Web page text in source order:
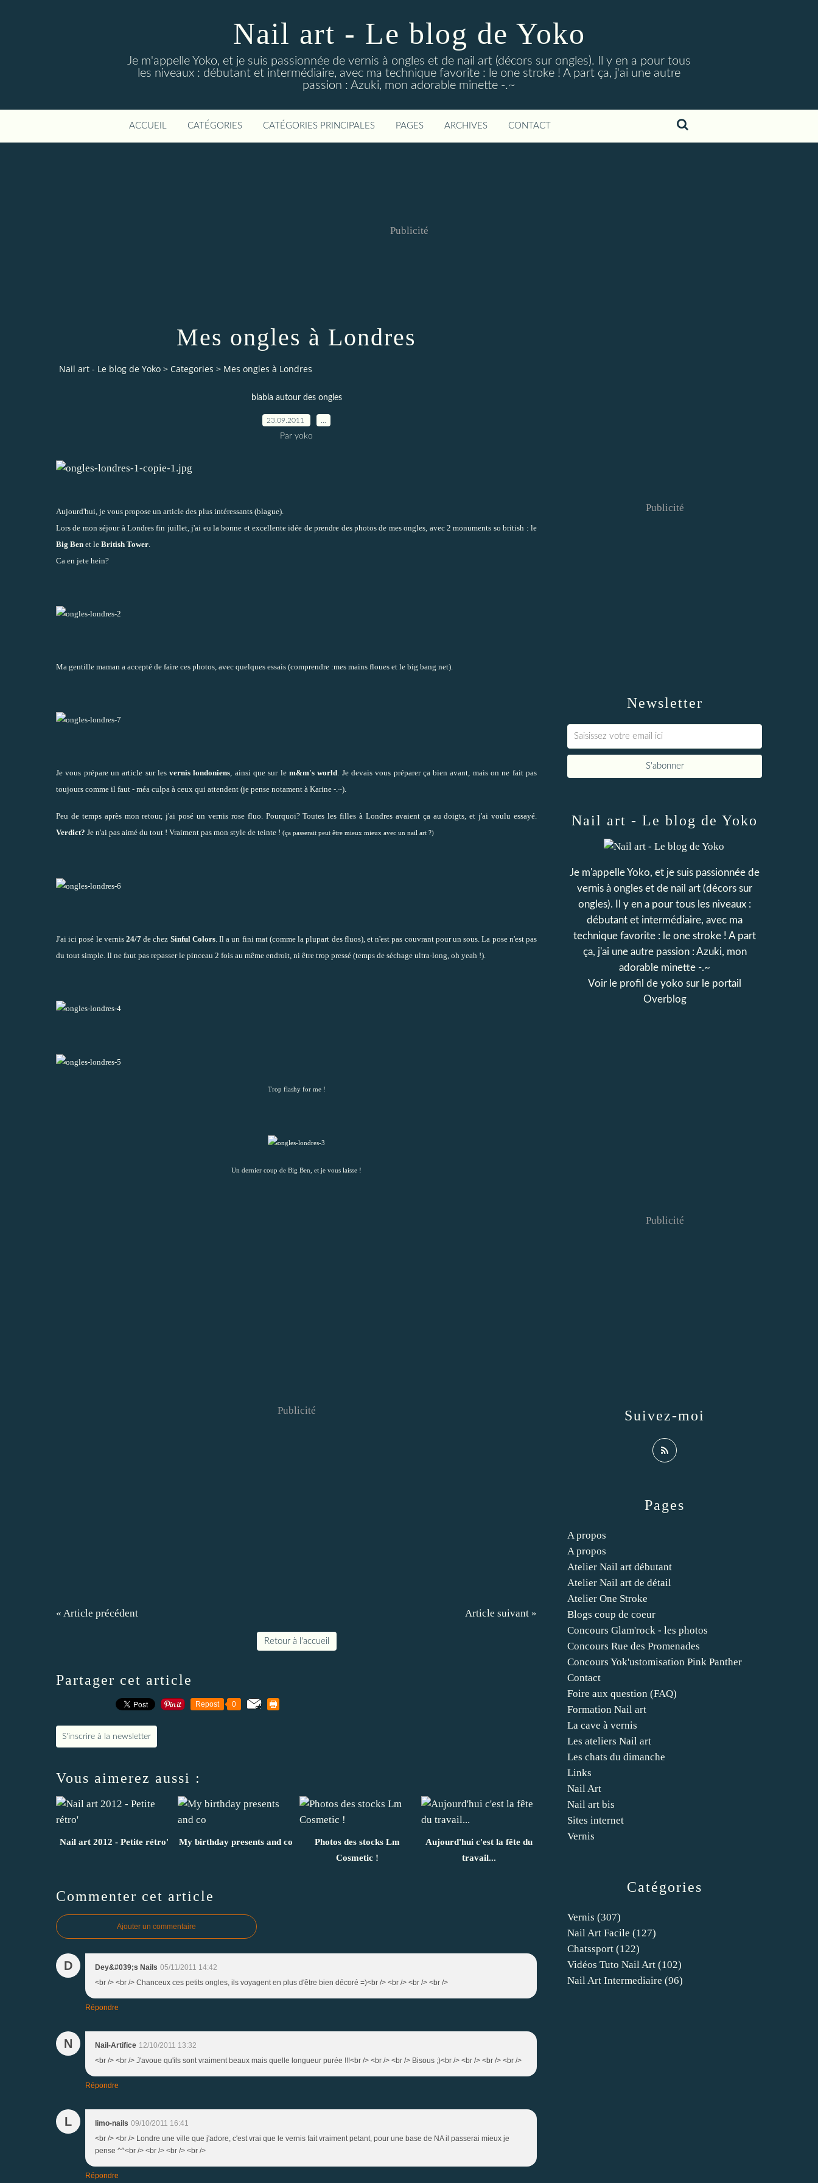
Nail art - Le blog de Yoko
Je m'appelle Yoko, et je suis passionnée de vernis à ongles et de nail art (décors sur ongles). Il y en a pour tous
les niveaux : débutant et intermédiaire, avec ma technique favorite : le one stroke ! A part ça, j'ai une autre
passion : Azuki, mon adorable minette -.~
ACCUEIL CATÉGORIES CATÉGORIES PRINCIPALES PAGES ARCHIVES CONTACT
Publicité
Mes ongles à Londres
Nail art - Le blog de Yoko > Categories > Mes ongles à Londres
blabla autour des ongles
23.09.2011
Par yoko
Aujourd'hui, je vous propose un article des plus intéressants (blague).
Lors de mon séjour à Londres fin juillet, j'ai eu la bonne et excellente idée de prendre des photos de mes ongles, avec 2 monuments so british : le
Big Ben et le British Tower
Ca en jete hein?
Ma gentille maman a accepté de faire ces photos, avec quelques essais (comprendre :mes mains floues et le big bang net).
Je vous prépare un article sur lesvernis londoniens , ainsi que sur lem&m's world . Je devais vous préparer ça bien avant, mais on ne fait pas
toujours comme il faut - méa culpa à ceux qui attendent (je pense notament à Karine -. ~).
Peu de temps après mon retour, j'ai posé un vernis rose fluo. Pourquoi? Toutes les filles à Londres avaient ça au doigts, et j'ai voulu essayé.
Verdict? Je n'ai pas aimé du tout ! Vraiment pas mon style de teinte ! (ça passerait peut être mieux mieux avec un nail art ?)
J'ai ici posé le vernis 24/7 de chez Sinful Colors. Il a un fini mat (comme la plupart des fluos), et n'est pas couvrant pour un sous. La pose n'est pas
du tout simple. Il ne faut pas repasser le pinceau 2 fois au même endroit, ni être trop pressé (temps de séchage ultra-long, oh yeah !).
Trop flashy for me !
Un dernier coup de Big Ben, et je vous laisse !
Publicité
« Article précédent Article suivant »
Retour à l'accueil
Partager cet article
Repost 0
S'inscrire à la newsletter
Vous aimerez aussi :
Nail art 2012 - Petite rétro' My birthday presents and co
Photos des stocks Lm
Cosmetic !
Aujourd'hui c'est la fête du
travail...
Commenter cet article
Ajouter un commentaire
D Dey&#039;s Nails 05/11/2011 14:42
<br /> <br /> Chanceux ces petits ongles, ils voyagent en plus d'être bien décoré =)<br /> <br /> <br /> <br />
Répondre
N Nail-Artifice 12/10/2011 13:32
<br /> <br /> J'avoue qu'ils sont vraiment beaux mais quelle longueur purée !!!<br /> <br /> <br /> Bisous ;)<br /> <br /> <br /> <br />
Répondre
L limo-nails 09/10/2011 16:41
<br /> <br /> Londre une ville que j'adore, c'est vrai que le vernis fait vraiment petant, pour une base de NA il passerai mieux je
pense ^^<br /> <br /> <br /> <br />
Répondre
Newsletter
Publicité
Catégories
Vernis (307)
Nail Art Facile (127)
Chatssport (122)
Vidéos Tuto Nail Art (102)
Nail Art Intermediaire (96)
Pages
A propos
A propos
Atelier Nail art débutant
Atelier Nail art de détail
Atelier One Stroke
Blogs coup de coeur
Concours Glam'rock - les photos
Concours Rue des Promenades
Concours Yok'ustomisation Pink Panther
Contact
Foire aux question (FAQ)
Formation Nail art
La cave à vernis
Les ateliers Nail art
Les chats du dimanche
Links
Nail Art
Nail art bis
Sites internet
Vernis
Nail art - Le blog de Yoko
Je m'appelle Yoko, et je suis passionnée de
vernis à ongles et de nail art (décors sur
ongles). Il y en a pour tous les niveaux :
débutant et intermédiaire, avec ma
technique favorite : le one stroke ! A part
ça, j'ai une autre passion : Azuki, mon
adorable minette -.~
Voir le profil de yoko sur le portail
Overblog
Suivez-moi
Publicité